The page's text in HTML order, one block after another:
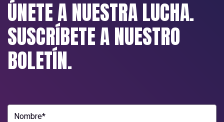
ÚNETE A NUESTRA LUCHA.
SUSCRÍBETE A NUESTRO
BOLETÍN.
Nombre*